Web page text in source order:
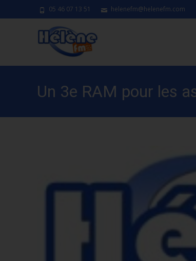
05 46 07 13 51 helenefm@helenefm.com
Un 3e RAM pour les